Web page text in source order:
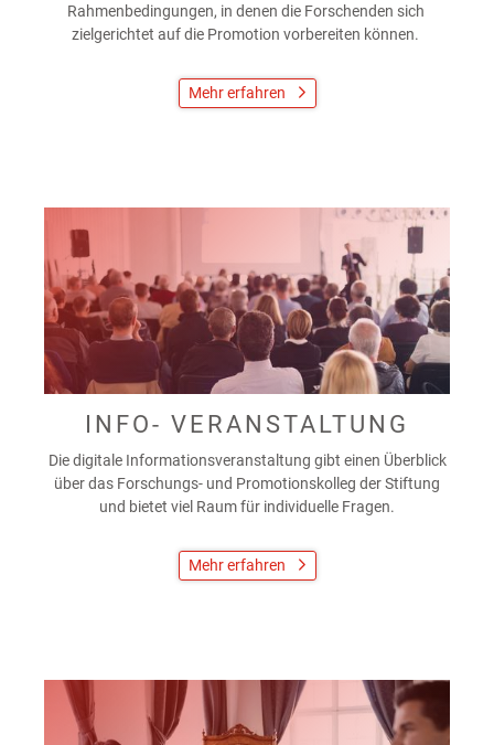
Rahmenbedingungen, in denen die Forschenden sich
zielgerichtet auf die Promotion vorbereiten können.
Mehr erfahren
INFO- VERANSTALTUNG
Die digitale Informationsveranstaltung gibt einen Überblick
über das Forschungs- und Promotionskolleg der Stiftung
und bietet viel Raum für individuelle Fragen.
Mehr erfahren